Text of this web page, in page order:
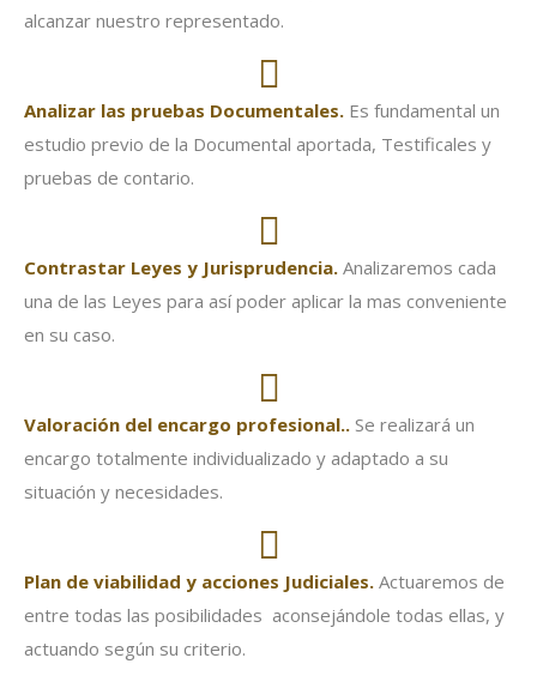
alcanzar nuestro representado.
Analizar las pruebas Documentales. Es fundamental un
estudio previo de la Documental aportada, Testificales y
pruebas de contario.
Contrastar Leyes y Jurisprudencia. Analizaremos cada
una de las Leyes para así poder aplicar la mas conveniente
en su caso.
Valoración del encargo profesional.. Se realizará un
encargo totalmente individualizado y adaptado a su
situación y necesidades.
Plan de viabilidad y acciones Judiciales. Actuaremos de
entre todas las posibilidades aconsejándole todas ellas, y
actuando según su criterio.